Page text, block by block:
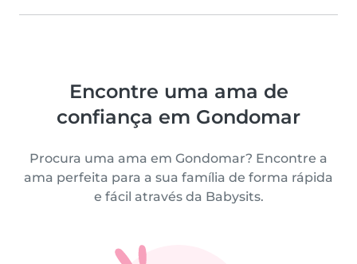
Encontre uma ama de
confiança em Gondomar
Procura uma ama em Gondomar? Encontre a
ama perfeita para a sua família de forma rápida
e fácil através da Babysits.